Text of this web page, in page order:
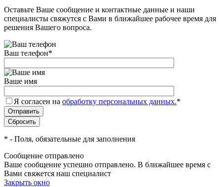
Оставьте Ваше сообщение и контактные данные и наши
специалисты свяжутся с Вами в ближайшее рабочее время для
решения Вашего вопроса.
Ваш телефон*
Ваше имя
Я согласен на обработку персональных данных.*
* - Поля, обязательные для заполнения
Сообщение отправлено
Ваше сообщение успешно отправлено. В ближайшее время с
Вами свяжется наш специалист
Закрыть окно